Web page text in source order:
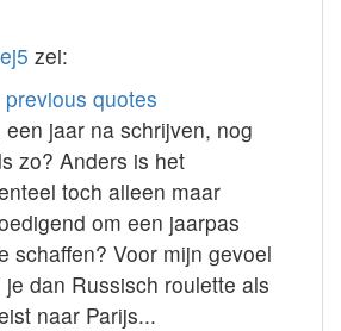
zei:
quotes
een jaar na schrijven, nog
zo? Anders is het
toch alleen maar
om een jaarpas
schaffen? Voor mijn gevoel
je dan Russisch roulette als
naar Parijs...